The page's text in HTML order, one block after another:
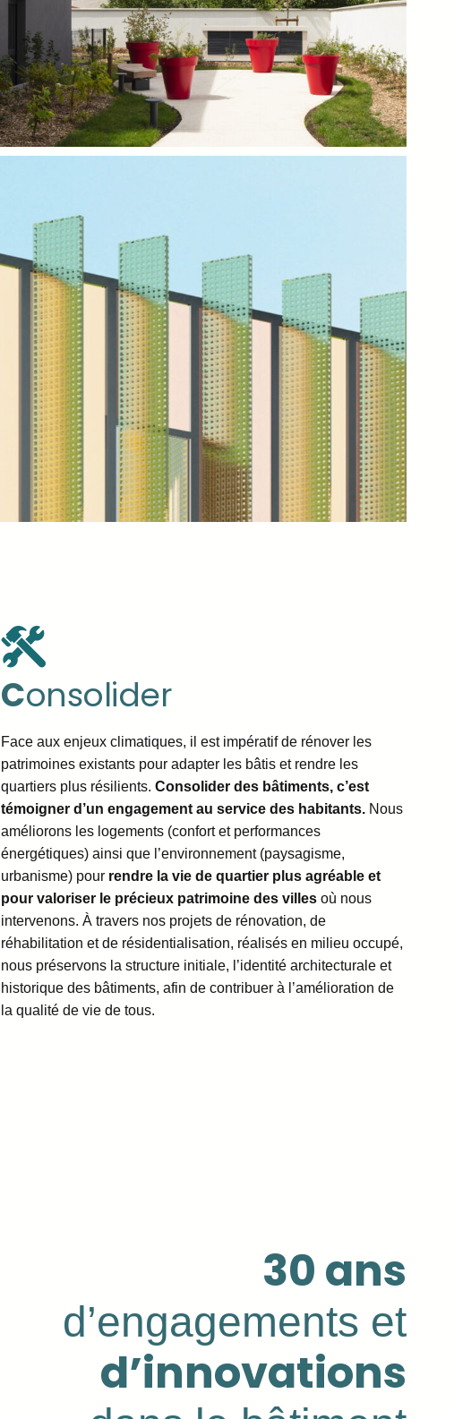
Consolider
Face aux enjeux climatiques, il est impératif de rénover les
patrimoines existants pour adapter les bâtis et rendre les
quartiers plus résilients.Consolider des bâtiments, c’est
témoigner d’un engagement au service des habitants. Nous
améliorons les logements (confort et performances
énergétiques) ainsi que l’environnement (paysagisme,
urbanisme) pour rendre la vie de quartier plus agréable et
pour valoriser le précieux patrimoine des villesoù nous
intervenons. À travers nos projets de rénovation, de
réhabilitation et de résidentialisation, réalisés en milieu occupé,
nous préservons la structure initiale, l’identité architecturale et
historique des bâtiments, afin de contribuer à l’amélioration de
la qualité de vie de tous.
30 ans
d’engagements et
d’innovations